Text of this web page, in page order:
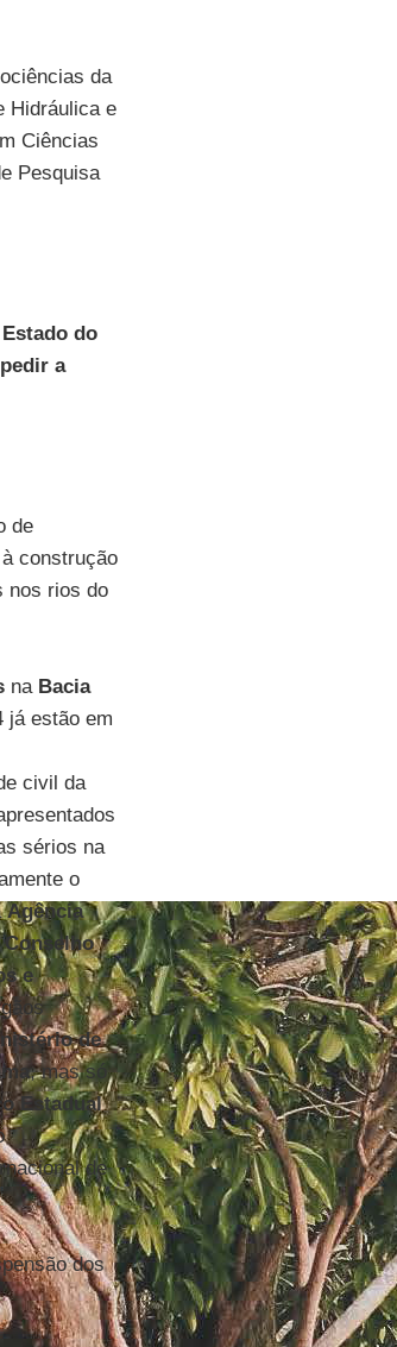
da
Hidráulica e
Ciências
Pesquisa
do
a
de
construção
nos rios do
na Bacia
já estão em
civil da
sérios na
o
Agência
Conselho
e
de
, mas só
Estadual
de
dos